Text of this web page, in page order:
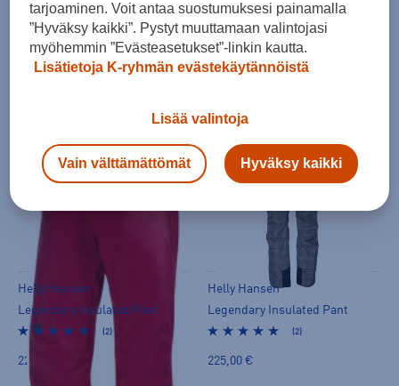
Helly Hansen
Legendary Insulated Pant
Helly Hansen
Legendary Insulated Pant
Helly Hansen
Legendary Insulated Pant
(2)
225,00 €
Helly Hansen
Legendary Insulated Pant
(2)
225,00 €
tarjoaminen. Voit antaa suostumuksesi painamalla
”Hyväksy kaikki”. Pystyt muuttamaan valintojasi
myöhemmin ”Evästeasetukset”-linkin kautta.
Lisätietoja K-ryhmän evästekäytännöistä
Lisää valintoja
Vain välttämättömät Hyväksy kaikki